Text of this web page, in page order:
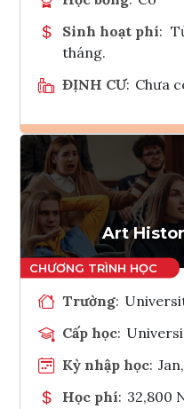
Sinh hoạt phí:
tháng.
ĐỊNH CƯ: Chưa
Art
Trường:
Cấp học:
Kỳ nhập học:
Học phí: 32,800